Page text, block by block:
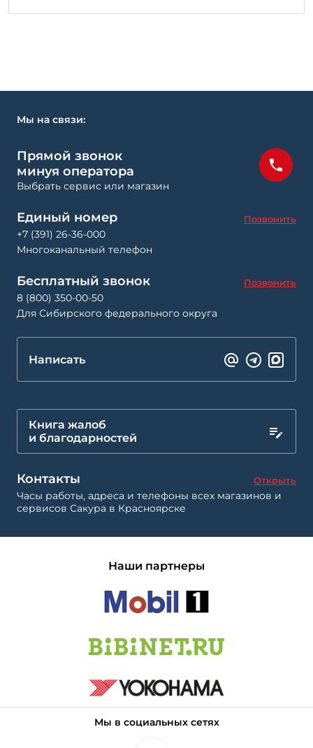
Мы на связи:
Прямой звонок
минуя оператора
Выбрать сервис или магазин
Единый номер Позвонить
+7 (391) 26-36-000
Многоканальный телефон
Бесплатный звонок Позвонить
8 (800) 350-00-50
Для Сибирского федерального округа
Написать
Книга жалоб
и благодарностей
Контакты Открыть
Часы работы, адреса и телефоны всех магазинов и
сервисов Сакура в Красноярске
Наши партнеры
Мы в социальных сетях